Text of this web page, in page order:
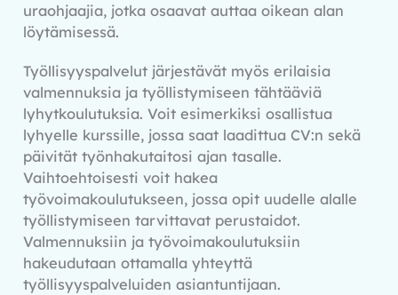
uraohjaajia, jotka osaavat auttaa oikean alan
löytämisessä.
Työllisyyspalvelut järjestävät myös erilaisia
valmennuksia ja työllistymiseen tähtääviä
lyhytkoulutuksia. Voit esimerkiksi osallistua
lyhyelle kurssille, jossa saat laadittua CV:n sekä
päivität työnhakutaitosi ajan tasalle.
Vaihtoehtoisesti voit hakea
työvoimakoulutukseen, jossa opit uudelle alalle
työllistymiseen tarvittavat perustaidot.
Valmennuksiin ja työvoimakoulutuksiin
hakeudutaan ottamalla yhteyttä
työllisyyspalveluiden asiantuntijaan.